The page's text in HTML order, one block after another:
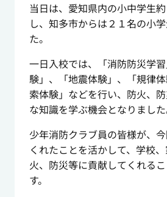
当日は、愛知県内の小中学生
し、知多市からは２１名の小
た。
一日入校では、「消防防災学
験」、「地震体験」、「規律
索体験」などを行い、防火、
な知識を学ぶ機会となりました
少年消防クラブ員の皆様が、
くれたことを活かして、学校
火、防災等に貢献してくれる
す。